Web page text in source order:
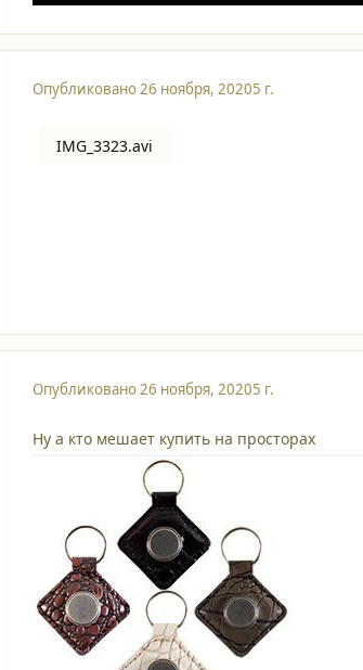
Опубликовано26 ноября, 20205 г.
IMG_3323.avi
Опубликовано26 ноября, 20205 г.
Ну а кто мешает купить на просторах